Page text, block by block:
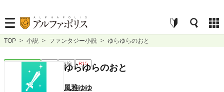
TOP > 小説 > ファンタジー小説 > ゆらゆらのおと
ファンタジー 完結 短編 R15
ゆらゆらのおと
風雅ゆゆ